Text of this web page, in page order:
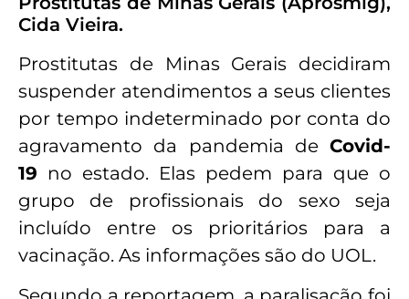
Cida Vieira.
Prostitutas de Minas Gerais decidiram
suspender atendimentos a seus clientes
por tempo indeterminado por conta do
agravamento da pandemia de Covid-
19 no estado. Elas pedem para que o
grupo de profissionais do sexo seja
incluído entre os prioritários para a
vacinação. As informações são do UOL.